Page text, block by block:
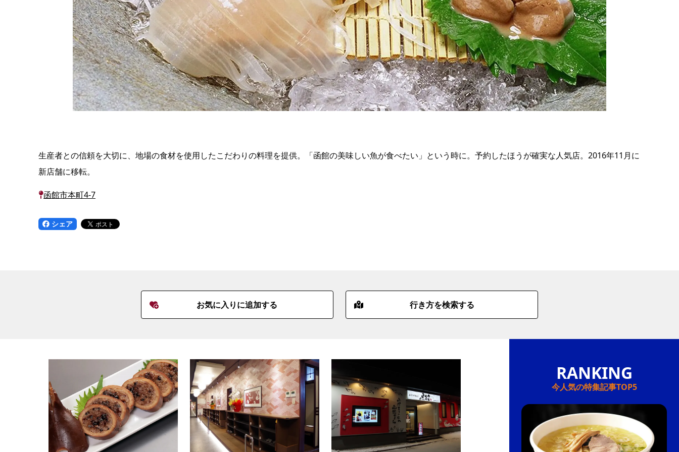
生産者との信頼を大切に、地場の食材を使用したこだわりの料理を提供。「函館の美味しい魚が食べたい」という時に。予約したほうが確実な人気店。2016年11月に
新店舗に移転。
函館市本町4-7
シェア
お気に入りに追加する 行き方を検索する
今人気の特集記事TOP5